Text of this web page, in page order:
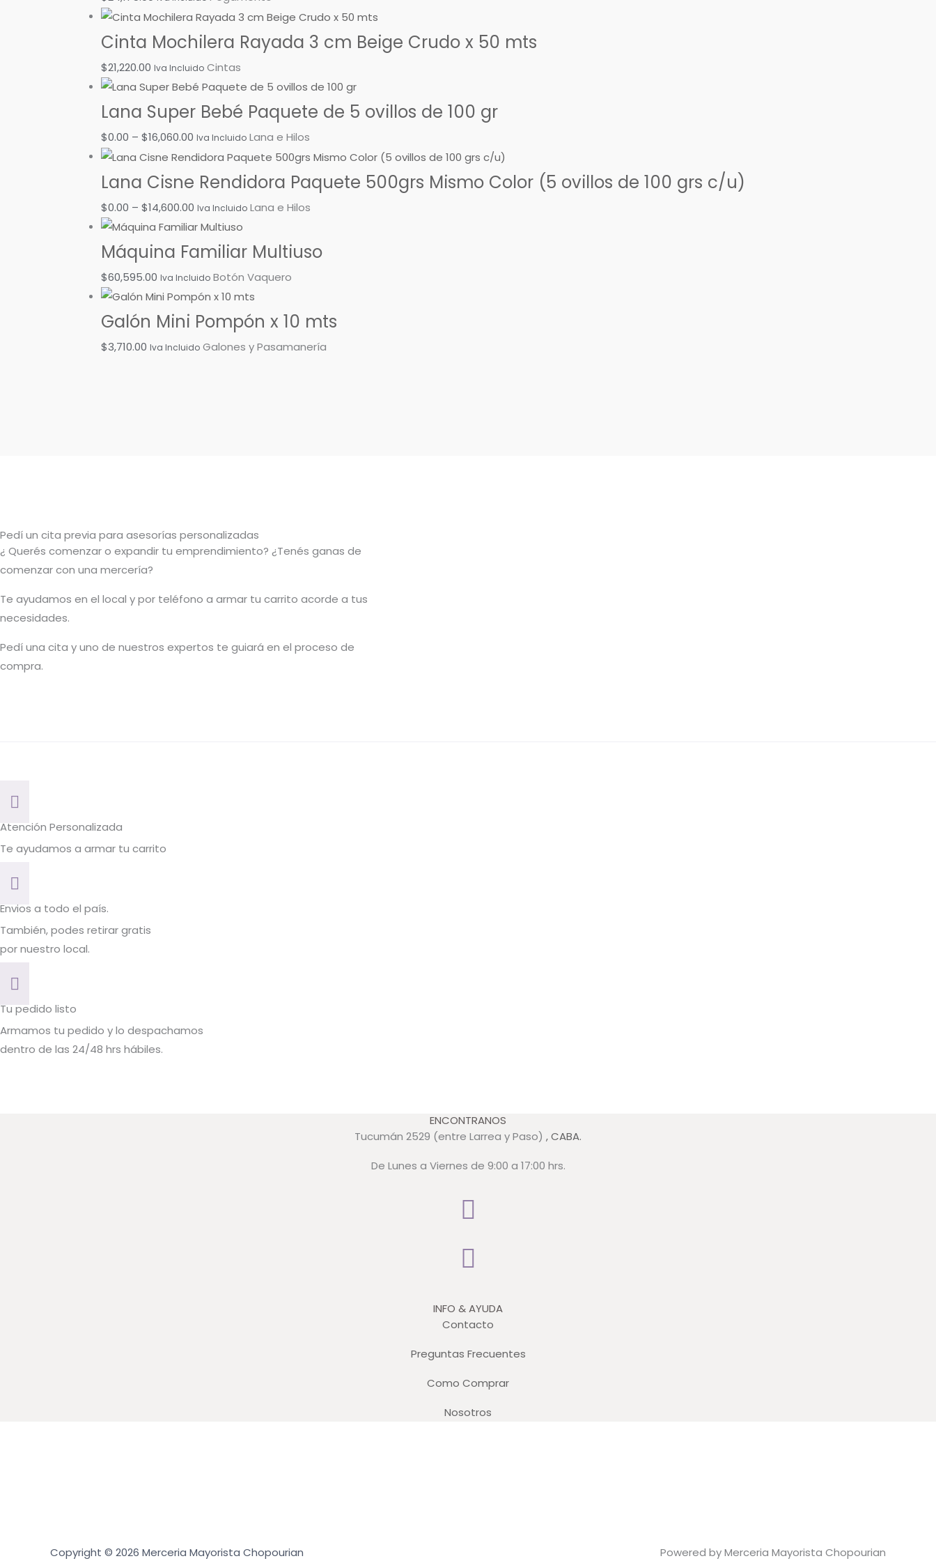
Cinta Mochilera Rayada 3 cm Beige Crudo x 50 mts
$21,220.00 Iva Incluido Cintas
Lana Super Bebé Paquete de 5 ovillos de 100 gr
$0.00 – $16,060.00 Iva Incluido Lana e Hilos
Lana Cisne Rendidora Paquete 500grs Mismo Color (5 ovillos de 100 grs c/u)
$0.00 – $14,600.00 Iva Incluido Lana e Hilos
Máquina Familiar Multiuso
$60,595.00 Iva Incluido Botón Vaquero
Galón Mini Pompón x 10 mts
$3,710.00 Iva Incluido Galones y Pasamanería
Pedí un cita previa para asesorías personalizadas
¿ Querés comenzar o expandir tu emprendimiento? ¿Tenés ganas de
comenzar con una mercería?
Te ayudamos en el local y por teléfono a armar tu carrito acorde a tus
necesidades.
Pedí una cita y uno de nuestros expertos te guiará en el proceso de
compra.
Atención Personalizada
Te ayudamos a armar tu carrito
Envios a todo el país.
También, podes retirar gratis
por nuestro local.
Tu pedido listo
Armamos tu pedido y lo despachamos
dentro de las 24/48 hrs hábiles.
ENCONTRANOS
Tucumán 2529 (entre Larrea y Paso) , CABA.
De Lunes a Viernes de 9:00 a 17:00 hrs.
INFO & AYUDA
Contacto
Preguntas Frecuentes
Como Comprar
Nosotros
Copyright © 2026 Merceria Mayorista Chopourian Powered by Merceria Mayorista Chopourian